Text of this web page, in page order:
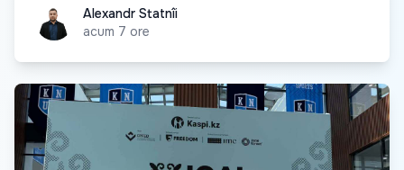
Alexandr Statnîi
Alexandr Statnîi
acum 7 ore